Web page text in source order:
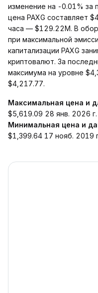
изменение на -0.01% за
цена PAXG составляет
часа — $129.22M. В
при максимальной
капитализации PAXG
криптовалют. За
максимума на уровне
$4,217.77.
Максимальная цена и
$5,619.09 28 янв. 2026 г.
Минимальная цена и
$1,399.64 17 нояб. 2019